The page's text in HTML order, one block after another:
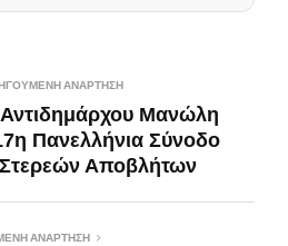
ΑΝΆΡΤΗΣΗ
Μανώλη
Πανελλήνια Σύνοδο
Στερεών Αποβλήτων
ΑΝΆΡΤΗΣΗ